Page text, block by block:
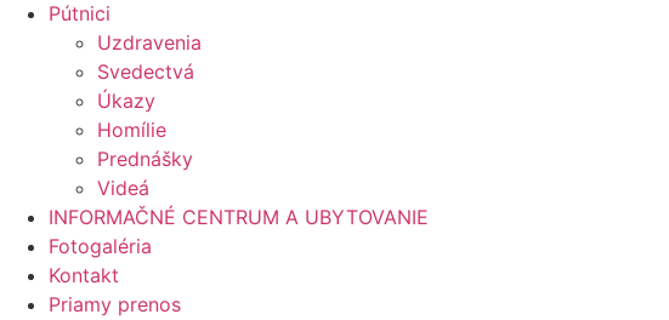
Pútnici
Uzdravenia
Svedectvá
Úkazy
Homílie
Prednášky
Videá
INFORMAČNÉ CENTRUM A UBYTOVANIE
Fotogaléria
Kontakt
Priamy prenos